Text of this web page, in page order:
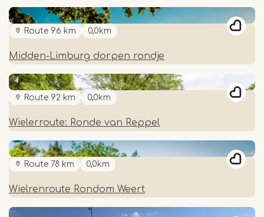
Route 96 km 0,0km
Midden-Limburg dorpen rondje
Route 92 km 0,0km
Wielerroute: Ronde van Reppel
Route 78 km 0,0km
Wielrenroute Rondom Weert